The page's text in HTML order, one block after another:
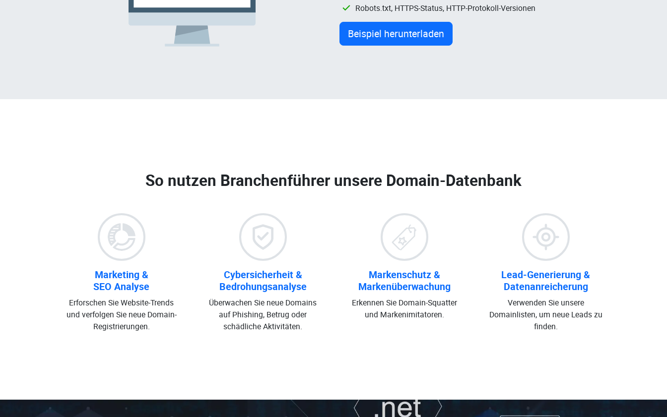
Robots.txt, HTTPS-Status, HTTP-Protokoll-Versionen
Beispiel herunterladen
So nutzen Branchenführer unsere Domain-Datenbank
Marketing &
SEO Analyse
Erforschen Sie Website-Trends
und verfolgen Sie neue Domain-
Registrierungen.
Cybersicherheit &
Bedrohungsanalyse
Überwachen Sie neue Domains
auf Phishing, Betrug oder
schädliche Aktivitäten.
Markenschutz &
Markenüberwachung
Erkennen Sie Domain-Squatter
und Markenimitatoren.
Lead-Generierung &
Datenanreicherung
Verwenden Sie unsere
Domainlisten, um neue Leads zu
finden.